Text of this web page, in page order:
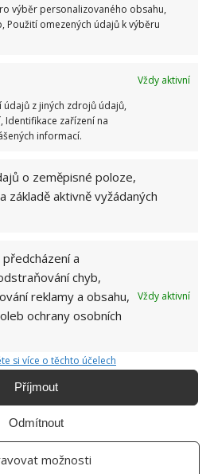
výběr personalizovaného obsahu,
Použití omezených údajů k výběru
Vždy aktivní
z jiných zdrojů údajů,
Identifikace zařízení na
informací.
o zeměpisné poloze,
základě aktivně vyžádaných
a
chyb,
reklamy a obsahu,
ochrany osobních
Vždy aktivní
si více o těchto účelech
Příjmout
Odmítnout
možnosti
energie. Správné
máte během práce dostatek
barvami, které
houzz.com